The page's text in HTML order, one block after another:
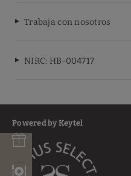
Trabaja con nosotros
NIRC: HB-004717
Powered by Keytel